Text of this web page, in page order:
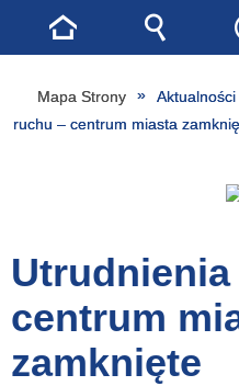
Mapa Strony Aktualności
ruchu – centrum miasta
centrum
zamknięte
Strona
główna